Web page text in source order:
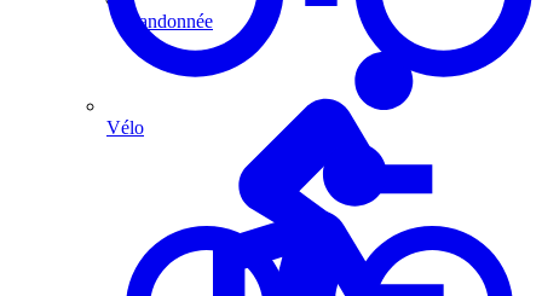
Randonnée
Vélo